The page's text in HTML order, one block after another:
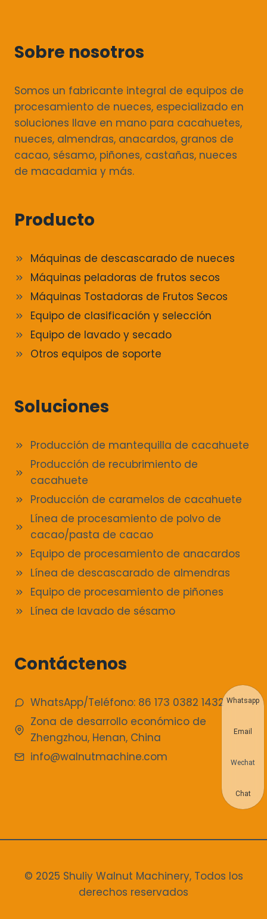
Sobre nosotros
Somos un fabricante integral de equipos de
procesamiento de nueces, especializado en
soluciones llave en mano para cacahuetes,
nueces, almendras, anacardos, granos de
cacao, sésamo, piñones, castañas, nueces
de macadamia y más.
Producto
Máquinas de descascarado de nueces
Máquinas peladoras de frutos secos
Máquinas Tostadoras de Frutos Secos
Equipo de clasificación y selección
Equipo de lavado y secado
Otros equipos de soporte
Soluciones
Producción de mantequilla de cacahuete
Producción de recubrimiento de
cacahuete
Producción de caramelos de cacahuete
Línea de procesamiento de polvo de
cacao/pasta de cacao
Equipo de procesamiento de anacardos
Línea de descascarado de almendras
Equipo de procesamiento de piñones
Línea de lavado de sésamo
Contáctenos
WhatsApp/Teléfono: 86 173 0382 1432
Zona de desarrollo económico de
Zhengzhou, Henan, China
info@walnutmachine.com
© 2025 Shuliy Walnut Machinery, Todos los
derechos reservados
Whatsapp
Email
Wechat
Chat